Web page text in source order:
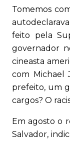
Tomemos
feito pela
governador
cineasta
com Michael
prefeito, um
cargos? O
Em agosto o
Salvador,